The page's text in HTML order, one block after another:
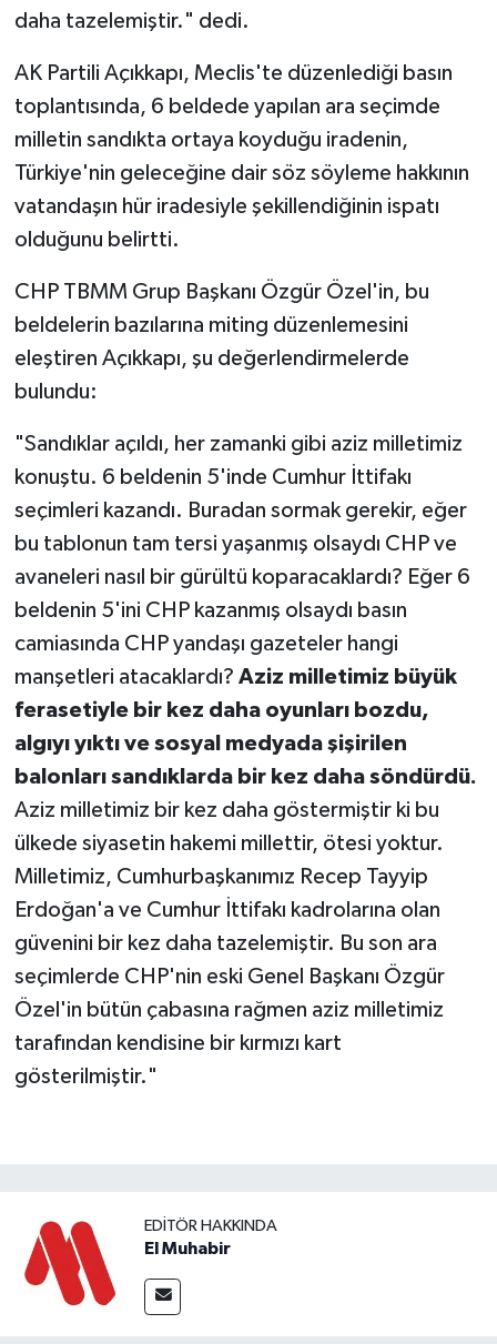
daha tazelemiştir." dedi.
AK Partili Açıkkapı, Meclis'te düzenlediği basın
toplantısında, 6 beldede yapılan ara seçimde
milletin sandıkta ortaya koyduğu iradenin,
Türkiye'nin geleceğine dair söz söyleme hakkının
vatandaşın hür iradesiyle şekillendiğinin ispatı
olduğunu belirtti.
CHP TBMM Grup Başkanı Özgür Özel'in, bu
beldelerin bazılarına miting düzenlemesini
eleştiren Açıkkapı, şu değerlendirmelerde
bulundu:
"Sandıklar açıldı, her zamanki gibi aziz milletimiz
konuştu. 6 beldenin 5'inde Cumhur İttifakı
seçimleri kazandı. Buradan sormak gerekir, eğer
bu tablonun tam tersi yaşanmış olsaydı CHP ve
avaneleri nasıl bir gürültü koparacaklardı? Eğer 6
beldenin 5'ini CHP kazanmış olsaydı basın
camiasında CHP yandaşı gazeteler hangi
manşetleri atacaklardı? Aziz milletimiz büyük
ferasetiyle bir kez daha oyunları bozdu,
algıyı yıktı ve sosyal medyada şişirilen
balonları sandıklarda bir kez daha söndürdü.
Aziz milletimiz bir kez daha göstermiştir ki bu
ülkede siyasetin hakemi millettir, ötesi yoktur.
Milletimiz, Cumhurbaşkanımız Recep Tayyip
Erdoğan'a ve Cumhur İttifakı kadrolarına olan
güvenini bir kez daha tazelemiştir. Bu son ara
seçimlerde CHP'nin eski Genel Başkanı Özgür
Özel'in bütün çabasına rağmen aziz milletimiz
tarafından kendisine bir kırmızı kart
gösterilmiştir."
EDITÖR HAKKINDA
El Muhabir